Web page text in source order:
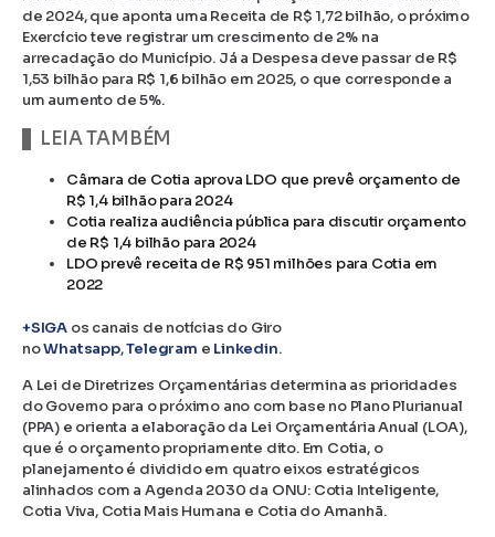
de 2024, que aponta uma Receita de R$ 1,72 bilhão, o próximo
Exercício teve registrar um crescimento de 2% na
arrecadação do Município. Já a Despesa deve passar de R$
1,53 bilhão para R$ 1,6 bilhão em 2025, o que corresponde a
um aumento de 5%.
LEIA TAMBÉM
Câmara de Cotia aprova LDO que prevê orçamento de
R$ 1,4 bilhão para 2024
Cotia realiza audiência pública para discutir orçamento
de R$ 1,4 bilhão para 2024
LDO prevê receita de R$ 951 milhões para Cotia em
2022
+SIGA os canais de notícias do Giro
noWhatsapp,Telegram e Linkedin.
A Lei de Diretrizes Orçamentárias determina as prioridades
do Governo para o próximo ano com base no Plano Plurianual
(PPA) e orienta a elaboração da Lei Orçamentária Anual (LOA),
que é o orçamento propriamente dito. Em Cotia, o
planejamento é dividido em quatro eixos estratégicos
alinhados com a Agenda 2030 da ONU: Cotia Inteligente,
Cotia Viva, Cotia Mais Humana e Cotia do Amanhã.